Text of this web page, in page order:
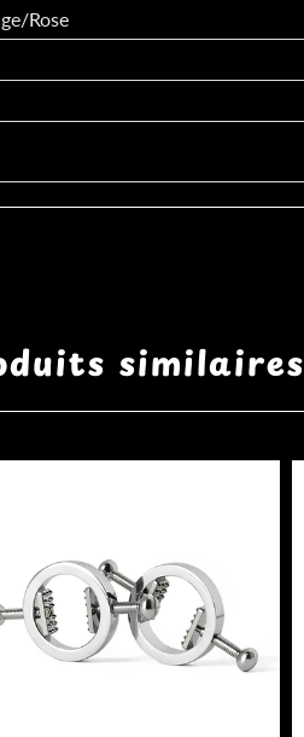
Rose
similaires